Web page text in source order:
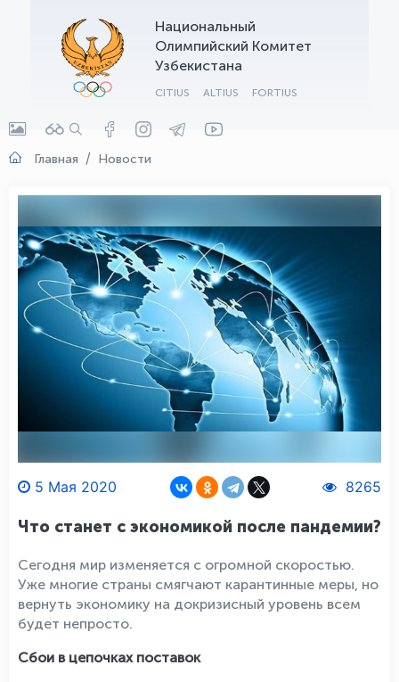
Национальный
Олимпийский Комитет
Узбекистана
CITIUS ALTIUS FORTIUS
Главная Новости
5 Мая 2020 8265
Что станет с экономикой после пандемии?
Сегодня мир изменяется с огромной скоростью.
Уже многие страны смягчают карантинные меры, но
вернуть экономику на докризисный уровень всем
будет непросто.
Сбои в цепочках поставок
OLYMPCHIK AI - yordamchi
Онлайн · olympic.uz